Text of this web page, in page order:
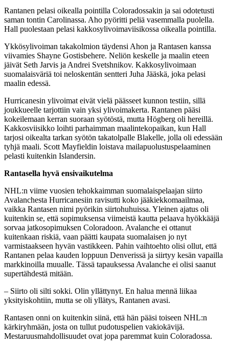
Rantanen pelasi oikealla pointilla Coloradossakin ja sai odotetusti
saman tontin Carolinassa. Aho pyöritti peliä vasemmalla puolella.
Hall puolestaan pelasi kakkosylivoimaviisikossa oikealla pointilla.
Ykkösylivoiman takakolmion täydensi Ahon ja Rantasen kanssa
viivamies Shayne Gostisbehere. Neliön keskelle ja maalin eteen
jäivät Seth Jarvis ja Andrei Svetshnikov. Kakkosylivoimaan
suomalaisväriä toi neloskentän sentteri Juha Jääskä, joka pelasi
maalin edessä.
Hurricanesin ylivoimat eivät vielä päässeet kunnon testiin, sillä
joukkueelle tarjottiin vain yksi ylivoimakerta. Rantanen pääsi
kokeilemaan kerran suoraan syötöstä, mutta Högberg oli hereillä.
Kakkosviisikko loihti parhaimman maalintekopaikan, kun Hall
tarjosi oikealta tarkan syötön takatolpalle Blakelle, jolla oli edessään
tyhjä maali. Scott Mayfieldin loistava mailapuolustuspelaaminen
pelasti kuitenkin Islandersin.
Rantasella hyvä ensivaikutelma
NHL:n viime vuosien tehokkaimman suomalaispelaajan siirto
Avalanchesta Hurricanesiin ravisutti koko jääkiekkomaailmaa,
vaikka Rantasen nimi pyörikin siirtohuhuissa. Yleinen ajatus oli
kuitenkin se, että sopimuksensa viimeistä kautta pelaava hyökkääjä
sorvaa jatkosopimuksen Coloradoon. Avalanche ei ottanut
kuitenkaan riskiä, vaan päätti kaupata suomalaisen jo nyt
varmistaakseen hyvän vastikkeen. Pahin vaihtoehto olisi ollut, että
Rantanen pelaa kauden loppuun Denverissä ja siirtyy kesän vapailla
markkinoilla muualle. Tässä tapauksessa Avalanche ei olisi saanut
supertähdestä mitään.
– Siirto oli silti sokki. Olin yllättynyt. En halua mennä liikaa
yksityiskohtiin, mutta se oli yllätys, Rantanen avasi.
Rantasen onni on kuitenkin siinä, että hän pääsi toiseen NHL:n
kärkiryhmään, josta on tullut pudotuspelien vakiokävijä.
Mestaruusmahdollisuudet ovat jopa paremmat kuin Coloradossa.